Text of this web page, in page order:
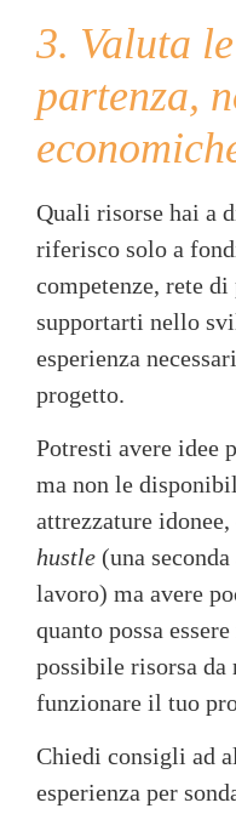
3. Valuta
partenza,
Quali risorse hai a
riferisco solo a
competenze, rete di
supportarti nello
esperienza
progetto.
Potresti avere idee
ma non le
attrezzature
hustle (una
lavoro) ma avere
quanto possa
possibile risorsa da
funzionare il tuo
Chiedi consigli ad
esperienza per